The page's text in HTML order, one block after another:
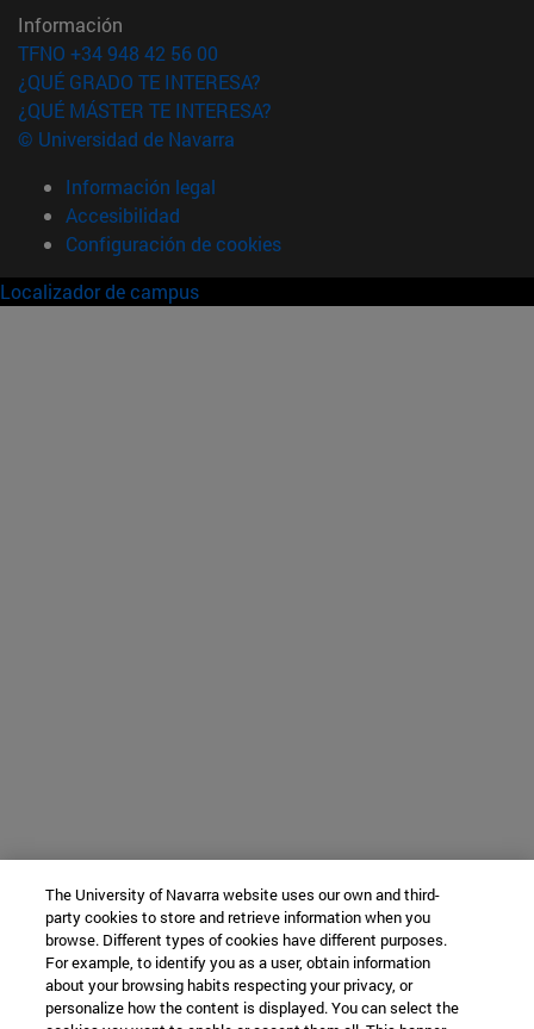
Información
TFNO +34 948 42 56 00
¿QUÉ GRADO TE INTERESA?
¿QUÉ MÁSTER TE INTERESA?
© Universidad de Navarra
Información legal
Accesibilidad
Configuración de cookies
Localizador de campus
The University of Navarra website uses our own and third-
party cookies to store and retrieve information when you
browse. Different types of cookies have different purposes.
For example, to identify you as a user, obtain information
about your browsing habits respecting your privacy, or
personalize how the content is displayed. You can select the